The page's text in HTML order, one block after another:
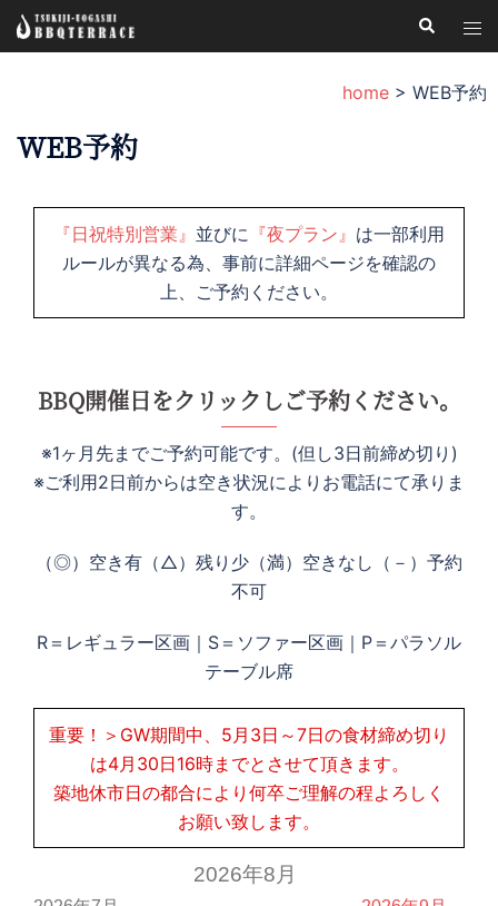
検
索
ト
グ
ル
home > WEB予約
WEB予約
『日祝特別営業』 並びに 『夜プラン』 は一部利用
ルールが異なる為、事前に詳細ページを確認の
上、ご予約ください。
BBQ開催日をクリックしご予約ください。
※1ヶ月先までご予約可能です。(但し3日前締め切り)
※ご利用2日前からは空き状況によりお電話にて承りま
す。
（◎）空き有（△）残り少（満）空きなし（－）予約
不可
R＝レギュラー区画｜S＝ソファー区画｜P＝パラソル
テーブル席
重要！＞GW期間中、5月3日～7日の食材締め切り
は4月30日16時までとさせて頂きます。
築地休市日の都合により何卒ご理解の程よろしく
お願い致します。
2026年8月